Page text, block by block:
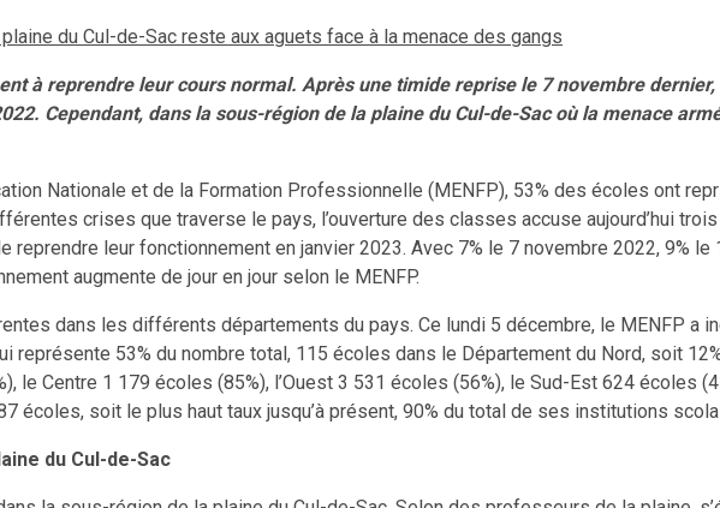
du Cul-de-Sac reste aux aguets face à la menace des gangs
à reprendre leur cours normal. Après une timide reprise le 7 novembre
Cependant, dans la sous-région de la plaine du Cul-de-Sac où la menace
Nationale et de la Formation Professionnelle (MENFP), 53% des écoles ont
crises que traverse le pays, l’ouverture des classes accuse aujourd’hui
leur fonctionnement en janvier 2023. Avec 7% le 7 novembre 2022, 9% le
augmente de jour en jour selon le MENFP.
dans les différents départements du pays. Ce lundi 5 décembre, le MENFP a
représente 53% du nombre total, 115 écoles dans le Département du Nord, soit
le Centre 1 179 écoles (85%), l’Ouest 3 531 écoles (56%), le Sud-Est 624 écoles
écoles, soit le plus haut taux jusqu’à présent, 90% du total de ses institutions
du Cul-de-Sac